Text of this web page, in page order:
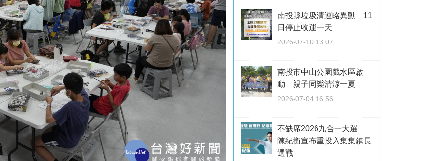
南投縣垃圾清運略異動 11
日停止收運一天
2026-07-10 13:07
南投市中山公園戲水區啟
動 親子同樂清涼一夏
2026-07-04 16:56
不缺席2026九合一大選
陳紀衡宣布重投入集集鎮長
選戰